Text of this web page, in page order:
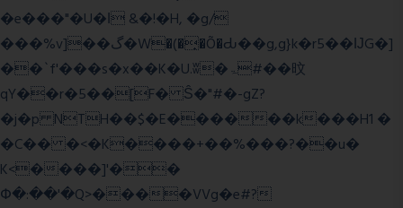
�e���"�U�ǀ &�!�H, �g/
���%v]��گ�W�(�̟�Õ�Ԃ��g,g}k�r5��ĲG�]
��`f'���s�x��K�U.ʬ�ۃ#��旼
qY��r�5��[F� Ŝ�"#�-gZ?
�j�p NTH��$�E������k���H1 �
�C�� �<�K����+��%���?��u�
K<����]'��
Փ�:��'�Q>����VVg�e#?